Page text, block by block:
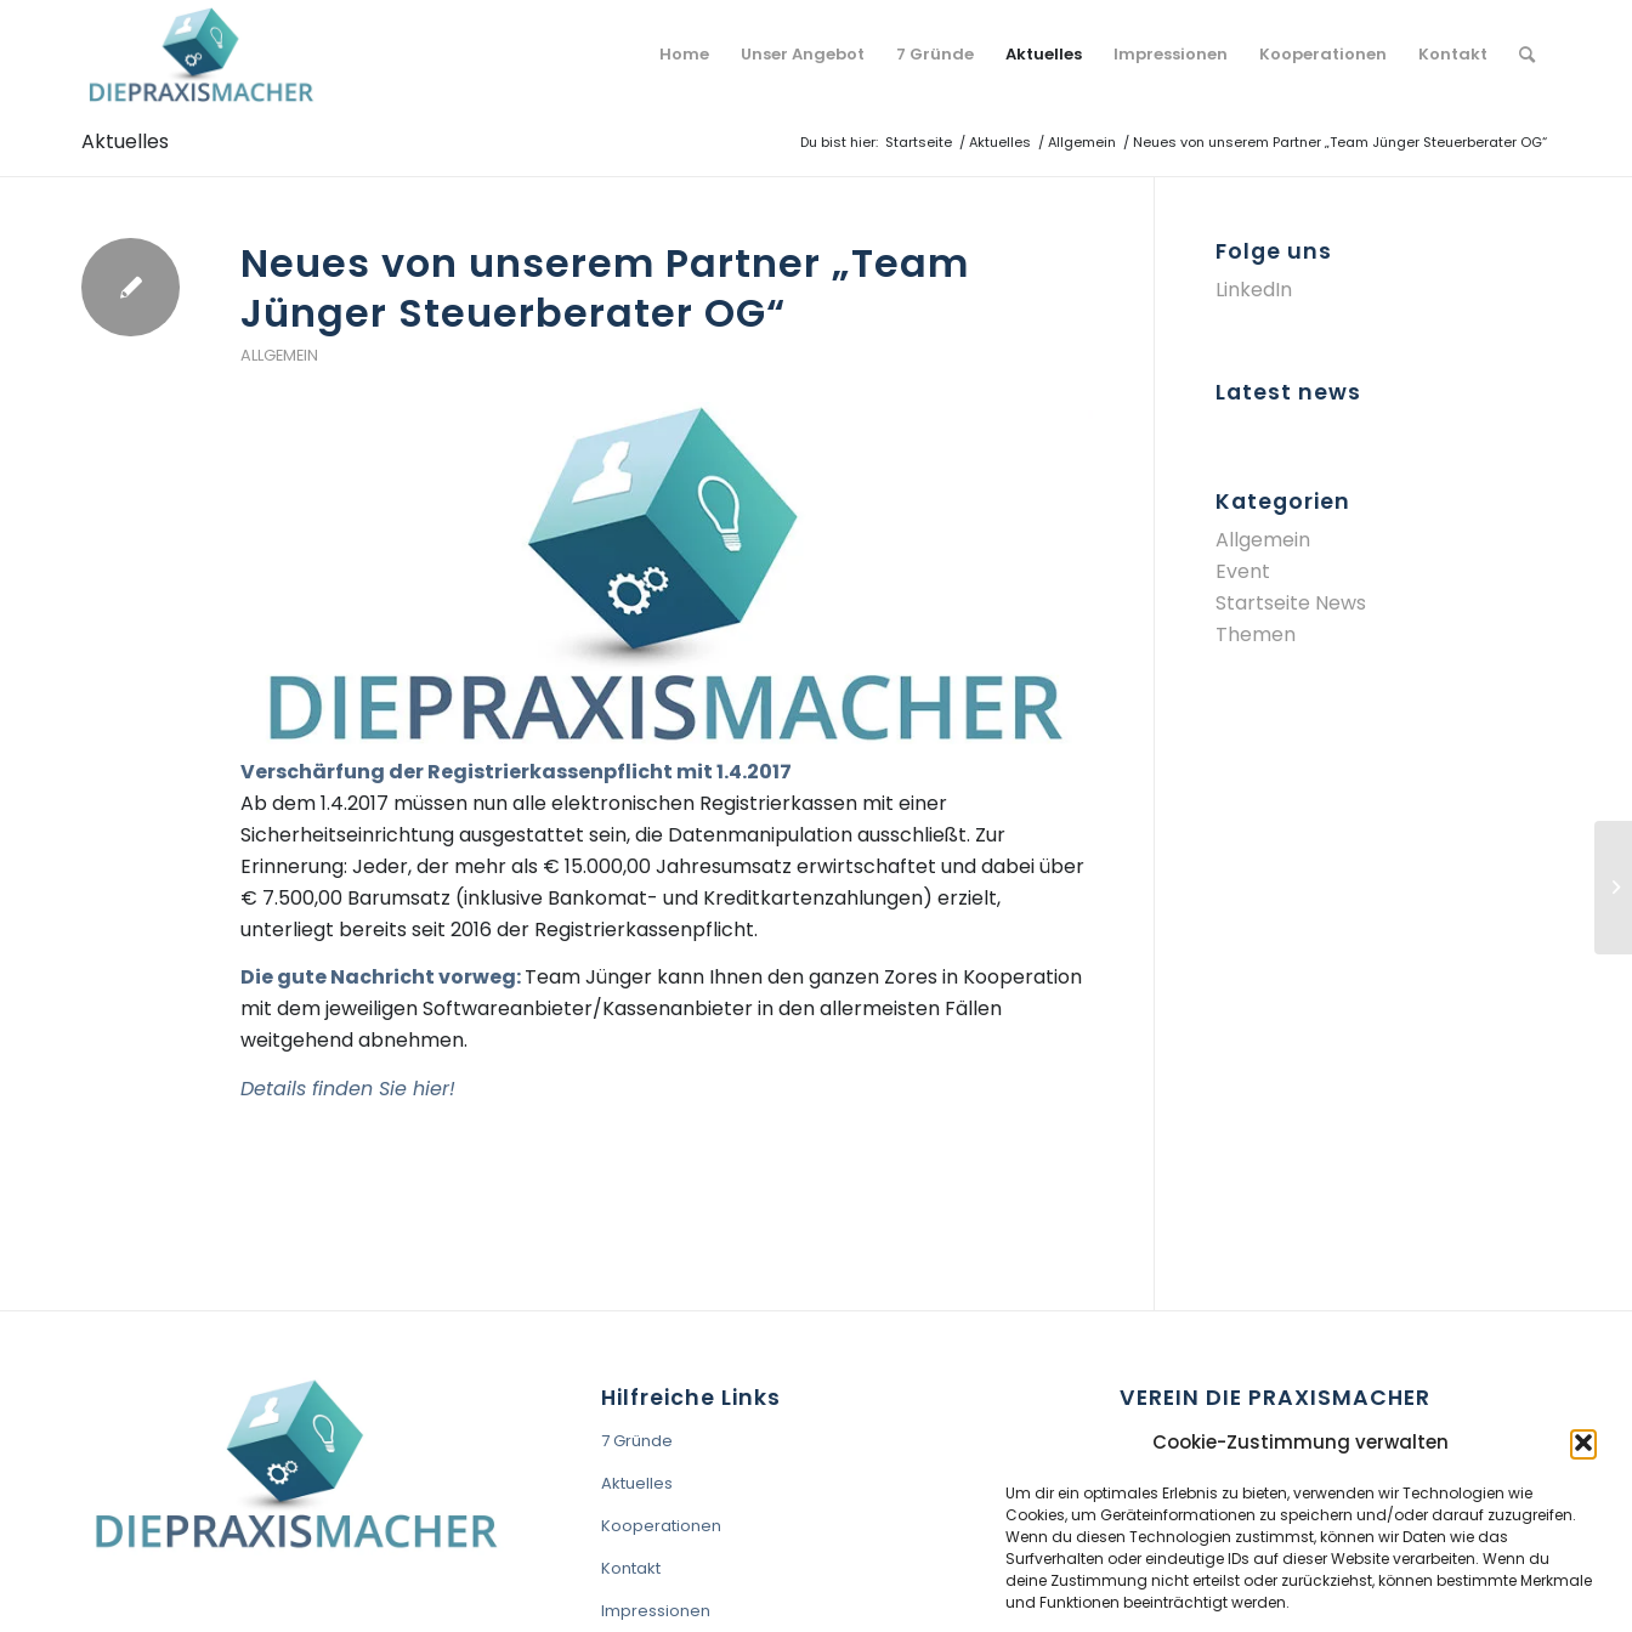
Cookie-Zustimmung verwalten
Um dir ein optimales Erlebnis zu bieten, verwenden wir Technologien wie
Cookies, um Geräteinformationen zu speichern und/oder darauf zuzugreifen.
Wenn du diesen Technologien zustimmst, können wir Daten wie das
Surfverhalten oder eindeutige IDs auf dieser Website verarbeiten. Wenn du
deine Zustimmung nicht erteilst oder zurückziehst, können bestimmte Merkmale
und Funktionen beeinträchtigt werden.
Home Unser Angebot 7 Gründe Aktuelles Impressionen Kooperationen Kontakt
Aktuelles Du bist hier: Startseite /Aktuelles /Allgemein / Neues von unserem Partner „Team Jünger Steuerberater OG“
Neues von unserem Partner „Team
Jünger Steuerberater OG“
ALLGEMEIN
Verschärfung der Registrierkassenpflicht mit 1.4.2017
Ab dem 1.4.2017 müssen nun alle elektronischen Registrierkassen mit einer
Sicherheitseinrichtung ausgestattet sein, die Datenmanipulation ausschließt. Zur
Erinnerung: Jeder, der mehr als € 15.000,00 Jahresumsatz erwirtschaftet und dabei über
€ 7.500,00 Barumsatz (inklusive Bankomat- und Kreditkartenzahlungen) erzielt,
unterliegt bereits seit 2016 der Registrierkassenpflicht.
Die gute Nachricht vorweg:Team Jünger kann Ihnen den ganzen Zores in Kooperation
mit dem jeweiligen Softwareanbieter/Kassenanbieter in den allermeisten Fällen
weitgehend abnehmen.
Details finden Sie hier!
Folge uns
LinkedIn
Latest news
Kategorien
Allgemein
Event
Startseite News
Themen
Hilfreiche Links
7 Gründe
Aktuelles
Kooperationen
Kontakt
Impressionen
VEREIN DIE PRAXISMACHER
ZVR Nummer:191908529
Kontaktperson:Wolfram Allinger-Csollich
Adresse:Mentlgasse 1, 6020 Innsbruck
Email:info@diepraxismacher.at
Tel:+43 512 209096